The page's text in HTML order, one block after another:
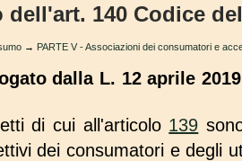
dell'art. 140 Codice
→ PARTE V - Associazioni dei consumatori e
dalla L. 12 aprile
di cui all'articolo 139
dei consumatori e degli